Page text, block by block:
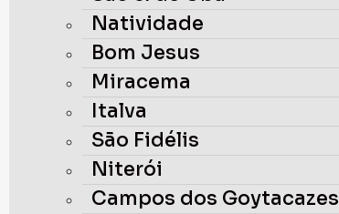
Natividade
Bom Jesus
Miracema
Italva
São Fidélis
Niterói
Campos dos Goytacazes